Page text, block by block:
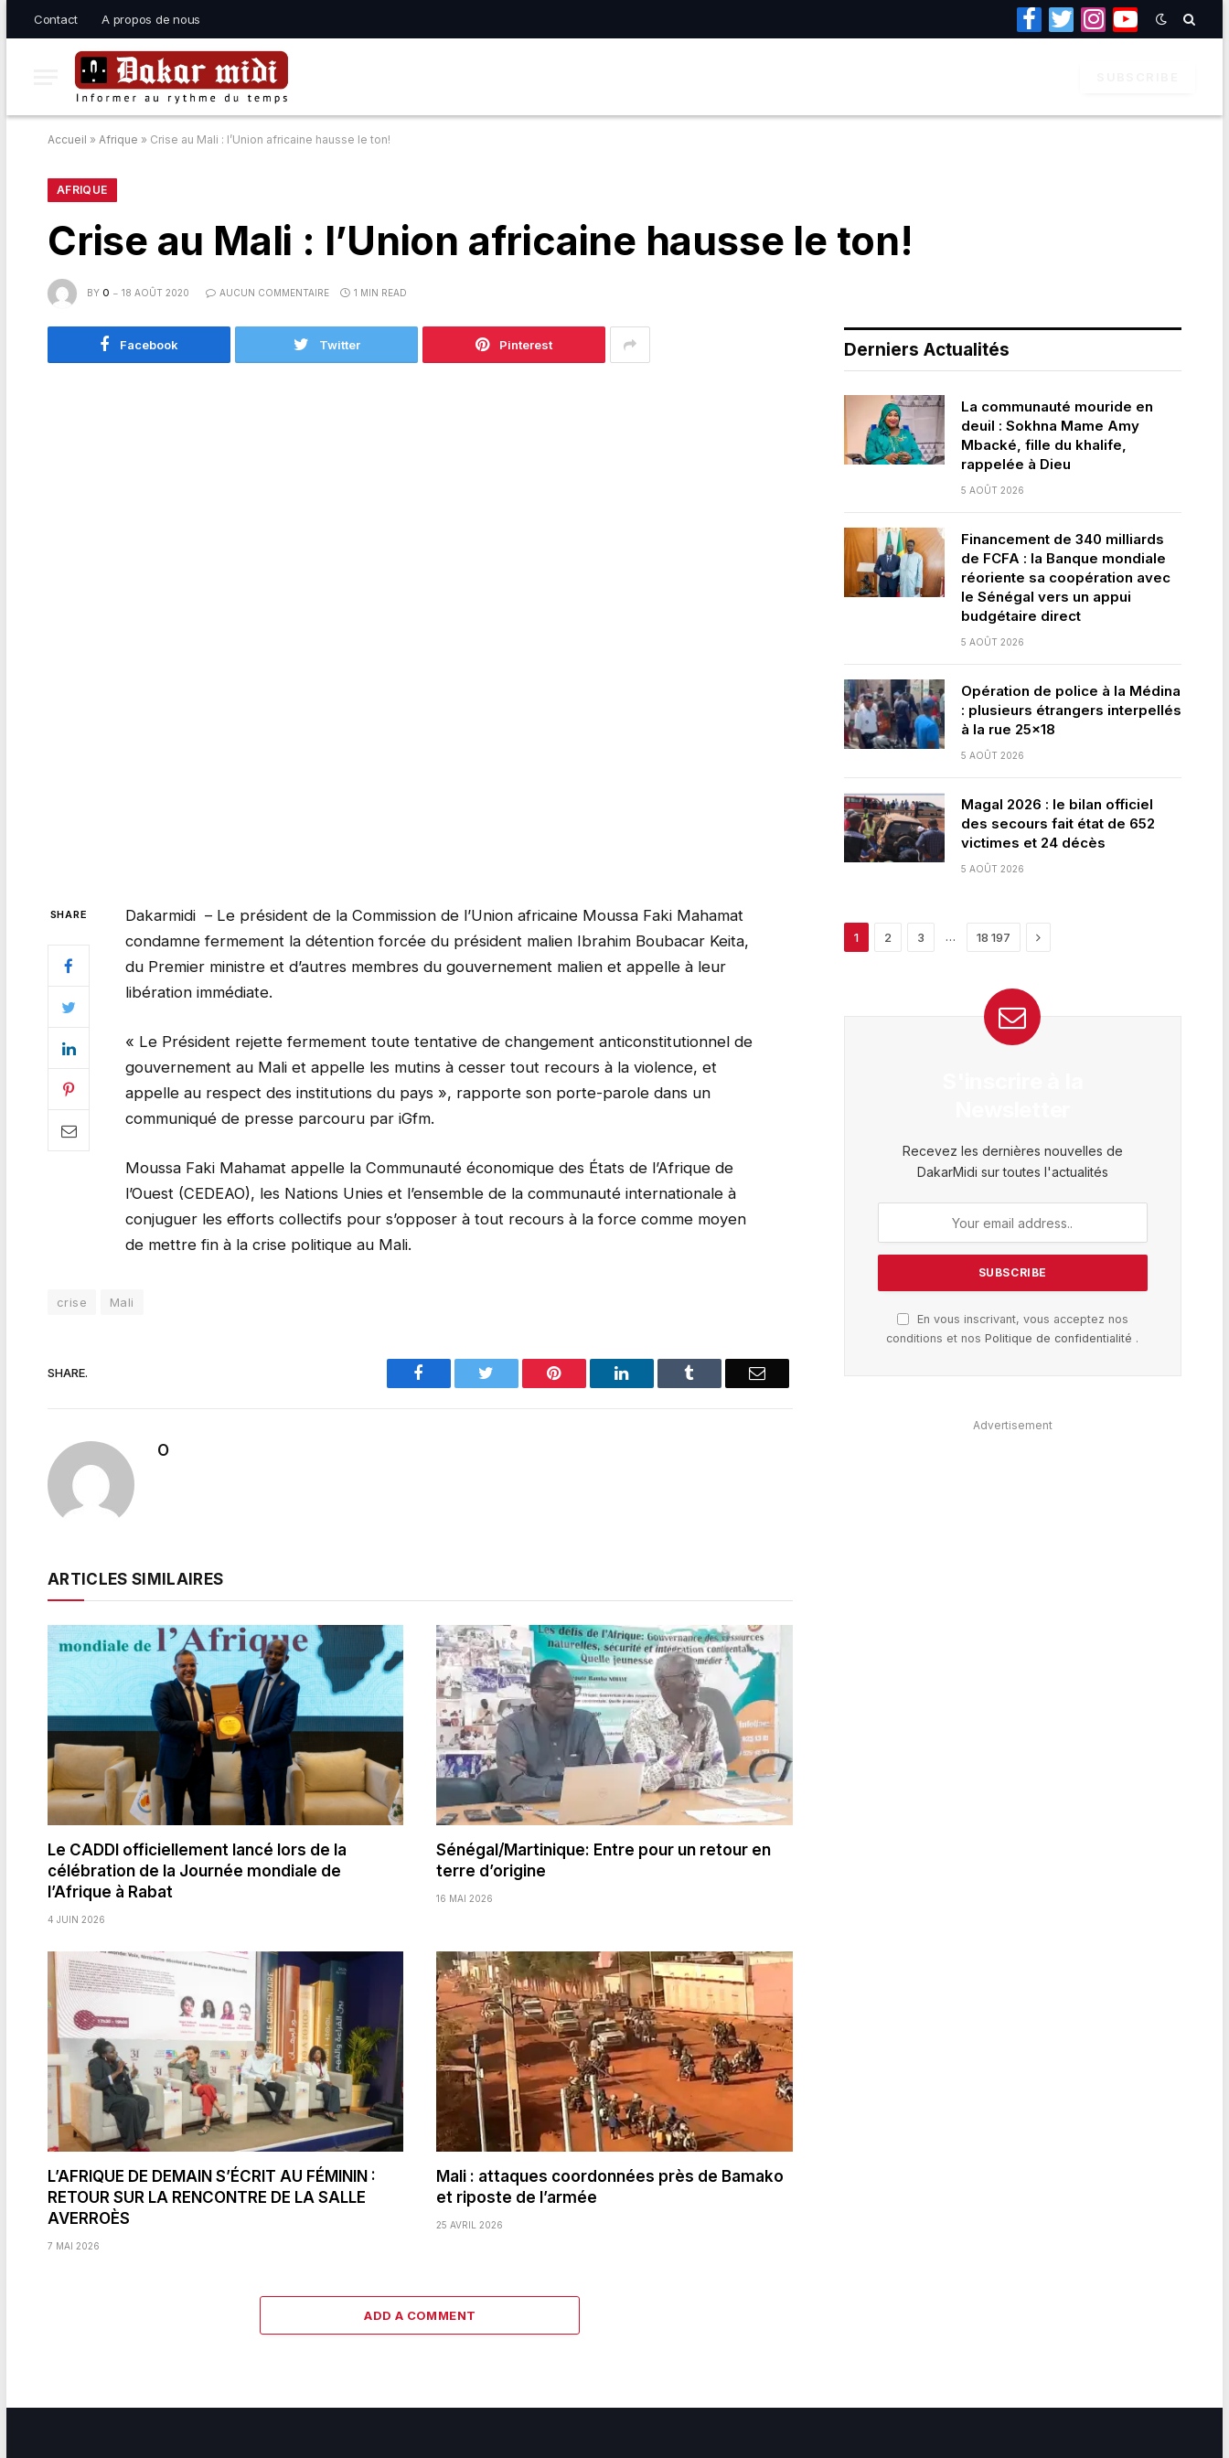
Contact A propos de nous
Facebook
TwitterInstagramYouTube
Accueil » Afrique » Crise au Mali : l’Union africaine hausse le ton!
AFRIQUE
Crise au Mali : l’Union africaine hausse le ton!
BY O 18 AOÛT 2020 AUCUN COMMENTAIRE 1 MIN READ
Facebook Twitter Pinterest
SHARE
Dakarmidi – Le président de la Commission de l’Union africaine Moussa Faki Mahamat
condamne fermement la détention forcée du président malien Ibrahim Boubacar Keita,
du Premier ministre et d’autres membres du gouvernement malien et appelle à leur
libération immédiate.
« Le Président rejette fermement toute tentative de changement anticonstitutionnel de
gouvernement au Mali et appelle les mutins à cesser tout recours à la violence, et
appelle au respect des institutions du pays », rapporte son porte-parole dans un
communiqué de presse parcouru par iGfm.
Moussa Faki Mahamat appelle la Communauté économique des États de l’Afrique de
l’Ouest (CEDEAO), les Nations Unies et l’ensemble de la communauté internationale à
conjuguer les efforts collectifs pour s’opposer à tout recours à la force comme moyen
de mettre fin à la crise politique au Mali.
crise Mali
SHARE. Facebook Pinterest LinkedIn Email
O
ARTICLES SIMILAIRES
Le CADDI officiellement lancé lors de la
célébration de la Journée mondiale de
l’Afrique à Rabat
4 JUIN 2026
Sénégal/Martinique: Entre pour un retour en
terre d’origine
16 MAI 2026
L’AFRIQUE DE DEMAIN S’ÉCRIT AU FÉMININ :
RETOUR SUR LA RENCONTRE DE LA SALLE
AVERROÈS
7 MAI 2026
Mali : attaques coordonnées près de Bamako
et riposte de l’armée
25 AVRIL 2026
ADD A COMMENT
Derniers Actualités
La communauté mouride en
deuil : Sokhna Mame Amy
Mbacké, fille du khalife,
rappelée à Dieu
5 AOÛT 2026
Financement de 340 milliards
de FCFA : la Banque mondiale
réoriente sa coopération avec
le Sénégal vers un appui
budgétaire direct
5 AOÛT 2026
Opération de police à la Médina
: plusieurs étrangers interpellés
à la rue 25×18
5 AOÛT 2026
Magal 2026 : le bilan officiel
des secours fait état de 652
victimes et 24 décès
5 AOÛT 2026
1 2 3 … 18 197 Next
Recevez les dernières nouvelles de
DakarMidi sur toutes l'actualités
En vous inscrivant, vous acceptez nos
conditions et nosPolitique de confidentialité .
Advertisement